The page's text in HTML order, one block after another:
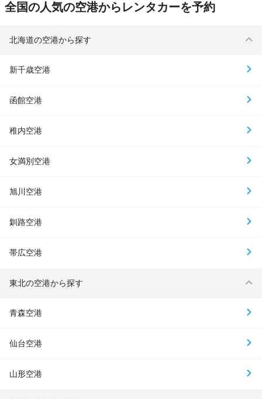
全国の人気の空港からレンタカーを予約
北海道の空港から探す
新千歳空港
函館空港
稚内空港
女満別空港
旭川空港
釧路空港
帯広空港
東北の空港から探す
青森空港
仙台空港
山形空港